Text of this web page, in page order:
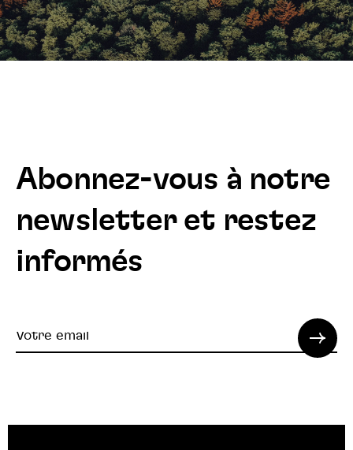
Abonnez-vous à notre
newsletter et restez
informés
Votre